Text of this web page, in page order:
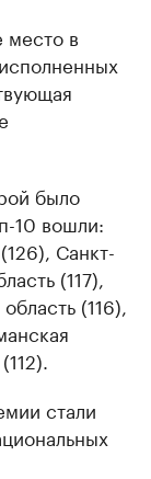
место в
было
10 вошли:
Санкт-
(117),
(116),
стали